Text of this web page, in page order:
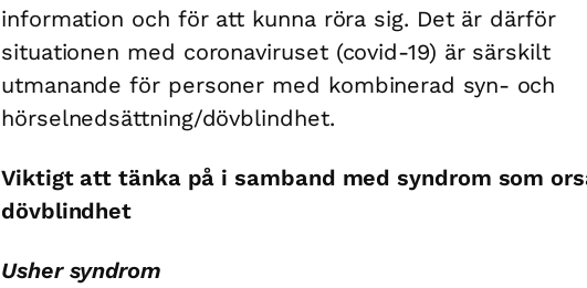
information och för att kunna röra sig. Det är därför
situationen med coronaviruset (covid-19) är särskilt
utmanande för personer med kombinerad syn- och
hörselnedsättning/dövblindhet.
Viktigt att tänka på i samband med syndrom som
dövblindhet
Usher syndrom